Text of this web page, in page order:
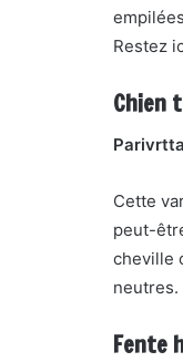
Restez
Chien
Cette
peut-
cheville
neutres.
Fente